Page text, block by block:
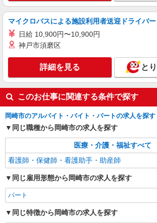
マイクロバスによる施設利用者送迎ドライバー
日給 10,900円〜10,900円
神戸市須磨区
詳細を見る と
このお仕事に関連する条件で探す
岡崎市のアルバイト・バイト・パートの求人を探す
同じ職種から岡崎市の求人を探す
医療・介護・福祉すべて
看護師・保健師・看護助手・助産師
同じ雇用形態から岡崎市の求人を探す
パート
同じ特徴から岡崎市の求人を探す